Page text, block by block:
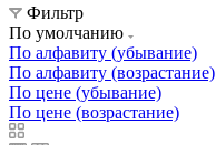
Фильтр
По умолчанию
По алфавиту (убывание)
По алфавиту (возрастание)
По цене (убывание)
По цене (возрастание)